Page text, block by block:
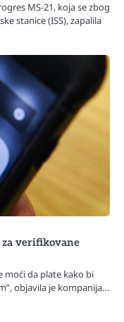
MS-21, koja se zbog
stanice (ISS), zapalila
za verifikovane
moći da plate kako bi
objavila je kompanija…